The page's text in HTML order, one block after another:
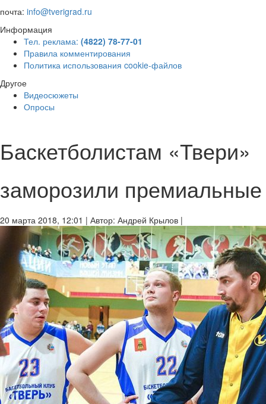
почта: info@tverigrad.ru
Информация
Тел. реклама: (4822) 78-77-01
Правила комментирования
Политика использования cookie-файлов
Другое
Видеосюжеты
Опросы
Баскетболистам «Твери»
заморозили премиальные
20 марта 2018, 12:01 | Автор: Андрей Крылов |